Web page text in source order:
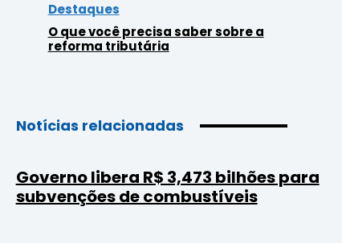
Destaques
O que você precisa saber sobre a
reforma tributária
Notícias relacionadas
Governo libera R$ 3,473 bilhões para
subvenções de combustíveis